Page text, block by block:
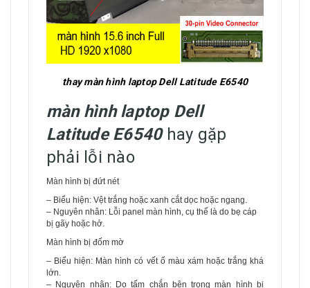
thay màn hình laptop Dell Latitude E6540
màn hình laptop Dell
Latitude E6540hay gặp
phải lỗi nào
Màn hình bị đứt nét
– Biểu hiện: Vệt trắng hoặc xanh cắt dọc hoặc ngang.
– Nguyên nhân: Lỗi panel màn hình, cụ thể là do bẹ cáp
bị gãy hoặc hở.
Màn hình bị đốm mờ
– Biểu hiện: Màn hình có vết ố màu xám hoặc trắng khá
lớn.
– Nguyên nhân: Do tấm chắn bên trong màn hình bị